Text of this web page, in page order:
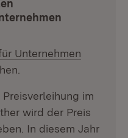
Unternehmen
im
wird der Preis
In diesem Jahr